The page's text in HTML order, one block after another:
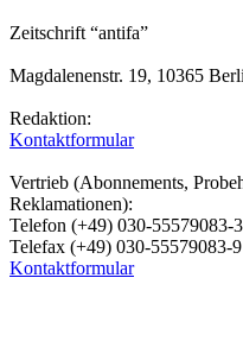
Zeitschrift “antifa”
Magdalenenstr. 19, 10365
Redaktion:
Kontaktformular
Vertrieb (Abonnements,
Reklamationen):
Telefon (+49) 030-55579083-3
Telefax (+49) 030-55579083-9
Kontaktformular